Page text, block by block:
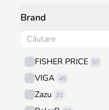
7
Lămpi Pentru Copii Și
De Cameră 76
Tehnică / Transport
Hot Wheels
Seturi de construcție
Brand
FISHER PRICE 57
VIGA 45
Zazu 31